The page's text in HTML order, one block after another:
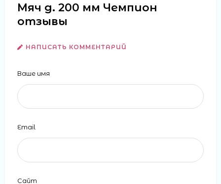
Мяч д. 200 мм Чемпион
отзывы
НАПИСАТЬ КОММЕНТАРИЙ
Ваше имя
Email
Сайт